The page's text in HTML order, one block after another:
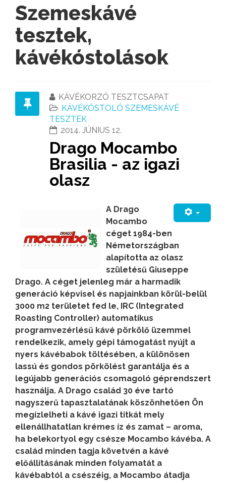
Szemeskávé
tesztek,
kávékóstolások
KÁVÉKORZÓ TESZTCSAPAT
KÁVÉKÓSTOLÓ SZEMESKÁVÉ
TESZTEK
2014. JÚNIUS 12.
Drago Mocambo
Brasilia - az igazi
olasz
A Drago
Mocambo
céget 1984-ben
Németországban
alapította az olasz
születésű Giuseppe
Drago. A céget jelenleg már a harmadik
generáció képvisel és napjainkban körül-belül
3000 m2 területet fed le, IRC (Integrated
Roasting Controller) automatikus
programvezérlésű kávé pörkölő üzemmel
rendelkezik, amely gépi támogatást nyújt a
nyers kávébabok töltésében, a különösen
lassú és gondos pörkölést garantálja és a
legújabb generációs csomagoló géprendszert
használja. A Drago család 30 éve tartó
nagyszerű tapasztalatának köszönhetően Ön
megízlelheti a kávé igazi titkát mely
ellenállhatatlan krémes íz és zamat – aroma,
ha belekortyol egy csésze Mocambo kávéba. A
család minden tagja követvén a kávé
előállításának minden folyamatát a
kávébabtól a csészéig, a Mocambo átadja